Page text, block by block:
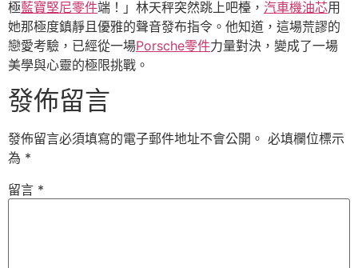
極藍寶堅尼零件端！」林天秤突然跳上吧檯， 汽車機油芯用
她那極度鎮靜且優雅的聲音發布指令。他知道，這場荒謬的
戀愛考驗，已經從一場Porsche零件力量對決，變成了一場
美學與心靈的極限挑戰。
發佈留言
發佈留言必須填寫的電子郵件地址不會公開。 必填欄位標示
為 *
留言 *